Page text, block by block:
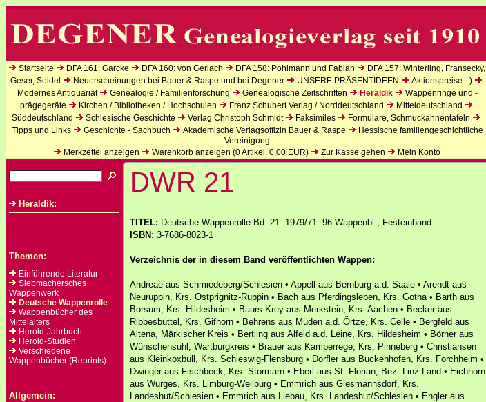
Startseite DFA 161: Garcke DFA 160: von Gerlach DFA 158: Pohlmann und Fabian
DFA 157: Winterling, Fransecky,
Geser, Seidel
Neuerscheinungen bei Bauer & Raspe und bei Degener UNSERE PRÄSENTIDEEN
Aktionspreise :-)
Modernes Antiquariat
Genealogie / Familienforschung Genealogische Zeitschriften Heraldik
Wappenringe und -
prägegeräte
Kirchen / Bibliotheken / Hochschulen Franz Schubert Verlag / Norddeutschland
Mitteldeutschland
Süddeutschland
Schlesische Geschichte Verlag Christoph Schmidt Faksimiles
Formulare, Schmuckahnentafeln
Tipps und Links
Geschichte - Sachbuch Akademische Verlagsoffizin Bauer & Raspe
Hessische familiengeschichtliche
Vereinigung
Merkzettel anzeigen
Warenkorb anzeigen (0Artikel, 0,00 EUR) Zur Kasse gehen Mein Konto
Heraldik:
Themen:
Einführende Literatur
Siebmachersches
Wappenwerk
Deutsche Wappenrolle
Wappenbücher des
Mittelalters
Herold-Jahrbuch
Herold-Studien
Verschiedene
Wappenbücher (Reprints)
Allgemein:
DWR 21
TITEL: Deutsche Wappenrolle Bd. 21. 1979/71. 96 Wappenbl., Festeinband
ISBN: 3-7686-8023-1
Verzeichnis der in diesem Band veröffentlichten Wappen:
Andreae aus Schmiedeberg/Schlesien • Appell aus Bernburg a.d. Saale • Arendt aus
Neuruppin, Krs. Ostprignitz-Ruppin • Bach aus Pferdingsleben, Krs. Gotha • Barth aus
Borsum, Krs. Hildesheim • Baurs-Krey aus Merkstein, Krs. Aachen • Becker aus
Ribbesbüttel, Krs. Gifhorn • Behrens aus Müden a.d. Örtze, Krs. Celle • Bergfeld aus
Altena, Märkischer Kreis • Bertling aus Alfeld a.d. Leine, Krs. Hildesheim • Börner aus
Wünschensuhl, Wartburgkreis • Brauer aus Kamperrege, Krs. Pinneberg • Christiansen
aus Kleinkoxbüll, Krs. Schleswig-Flensburg • Dörfler aus Buckenhofen, Krs. Forchheim •
Dwinger aus Fischbeck, Krs. Stormarn • Eberl aus St. Florian, Bez. Linz-Land • Eichhorn
aus Würges, Krs. Limburg-Weilburg • Emmrich aus Giesmannsdorf, Krs.
Landeshut/Schlesien • Emmrich aus Liebau, Krs. Landeshut/Schlesien • Engler aus